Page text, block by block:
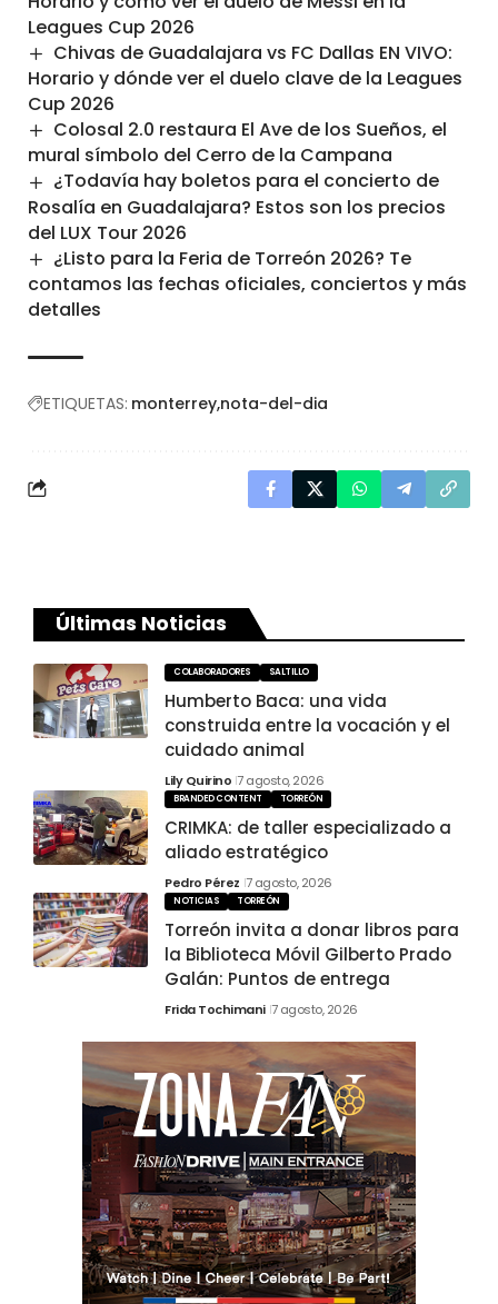
Leagues Cup 2026
Chivas de Guadalajara vs FC Dallas EN VIVO:
Horario y dónde ver el duelo clave de la Leagues
Cup 2026
Colosal 2.0 restaura El Ave de los Sueños, el
mural símbolo del Cerro de la Campana
¿Todavía hay boletos para el concierto de
Rosalía en Guadalajara? Estos son los precios
del LUX Tour 2026
¿Listo para la Feria de Torreón 2026? Te
contamos las fechas oficiales, conciertos y más
detalles
ETIQUETAS: monterrey nota-del-dia
Últimas Noticias
COLABORADORES SALTILLO
Humberto Baca: una vida
construida entre la vocación y el
cuidado animal
Lily Quirino 7 agosto, 2026
BRANDED CONTENT TORREÓN
CRIMKA: de taller especializado a
aliado estratégico
Pedro Pérez 7 agosto, 2026
NOTICIAS TORREÓN
Torreón invita a donar libros para
la Biblioteca Móvil Gilberto Prado
Galán: Puntos de entrega
Frida Tochimani 7 agosto, 2026